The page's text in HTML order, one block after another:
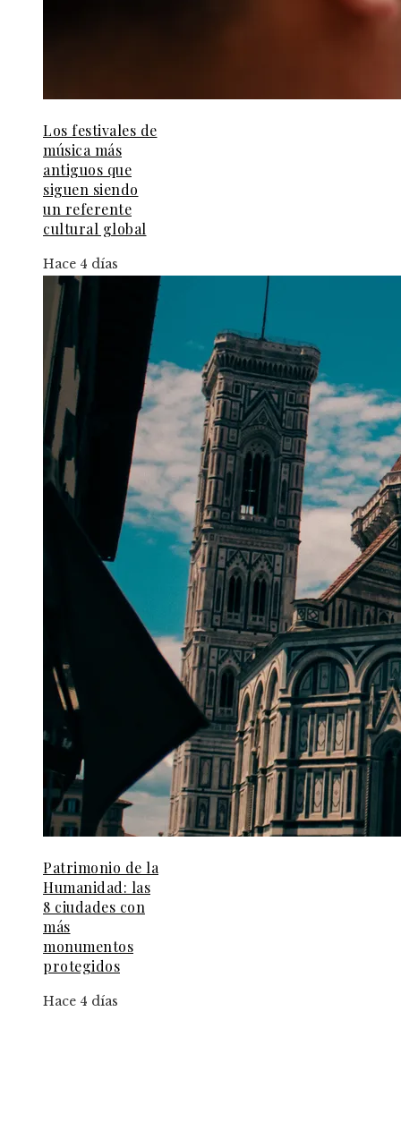
Los festivales de
música más
antiguos que
siguen siendo
un referente
cultural global
Hace 4 días
Patrimonio de la
Humanidad: las
8 ciudades con
más
monumentos
protegidos
Hace 4 días